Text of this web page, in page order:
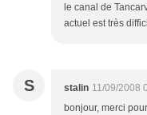
le canal de
actuel est très
S stalin 11/09/2008
bonjour, merci